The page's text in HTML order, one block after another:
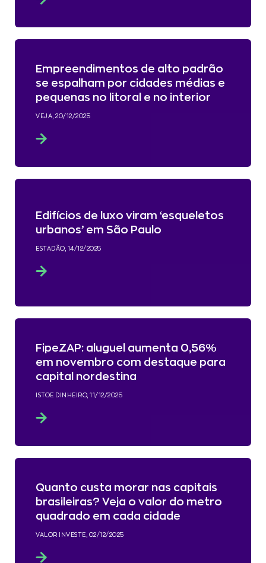
Empreendimentos de alto padrão
se espalham por cidades médias e
pequenas no litoral e no interior
VEJA, 20/12/2025
Edifícios de luxo viram ‘esqueletos
urbanos’ em São Paulo
ESTADÃO, 14/12/2025
FipeZAP: aluguel aumenta 0,56%
em novembro com destaque para
capital nordestina
ISTOE DINHEIRO, 11/12/2025
Quanto custa morar nas capitais
brasileiras? Veja o valor do metro
quadrado em cada cidade
VALOR INVESTE, 02/12/2025